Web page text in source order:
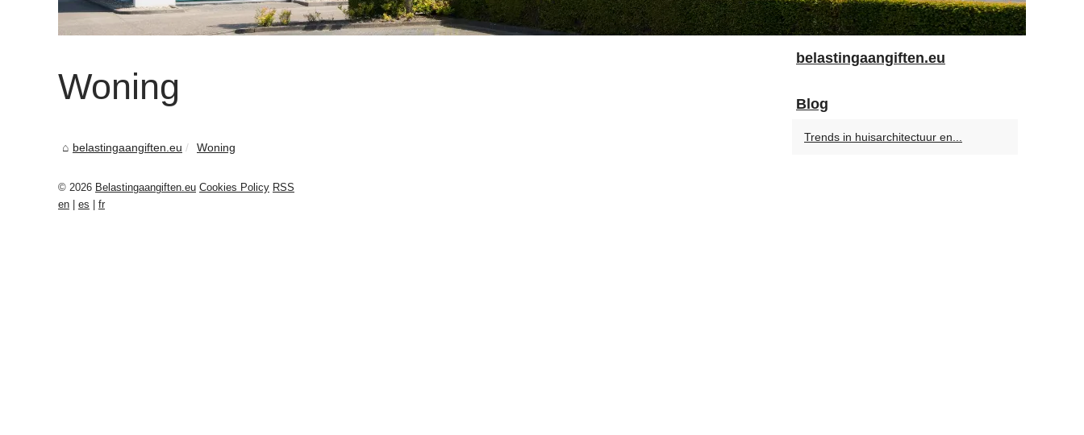
Woning
belastingaangiften.eu Woning
belastingaangiften.eu
Blog
Trends in huisarchitectuur en...
© 2026 Belastingaangiften.eu Cookies Policy RSS
en
es fr